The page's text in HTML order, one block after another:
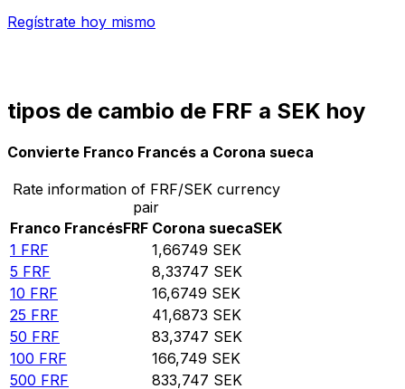
Regístrate hoy mismo
tipos de cambio de FRF a SEK hoy
Convierte Franco Francés a Corona sueca
Rate information of FRF/SEK currency
pair
Franco FrancésFRF Corona suecaSEK
1 FRF 1,66749 SEK
5 FRF 8,33747 SEK
10 FRF 16,6749 SEK
25 FRF 41,6873 SEK
50 FRF 83,3747 SEK
100 FRF 166,749 SEK
500 FRF 833,747 SEK